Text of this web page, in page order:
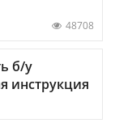
48708
б/у
инструкция